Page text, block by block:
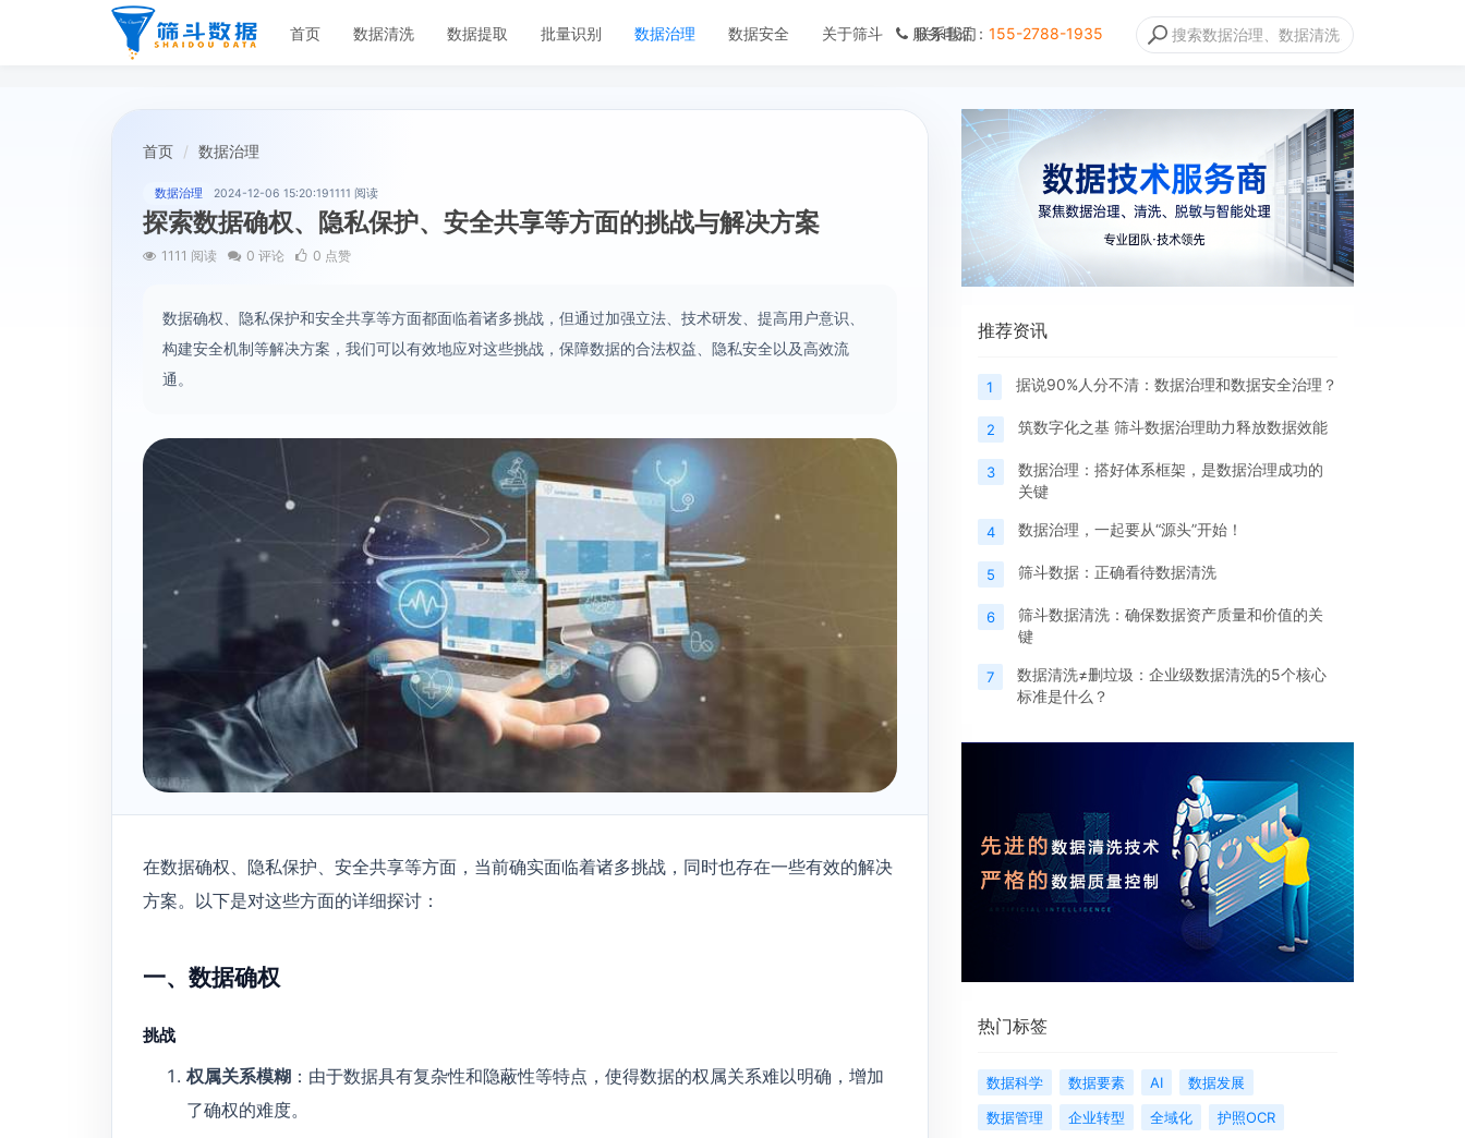
服务电话： 155-2788-1935
首页 数据清洗 数据提取 批量识别 数据治理 数据安全 关于筛斗 联系我们
首页 数据治理
数据治理 2024-12-06 15:20:191111 阅读
探索数据确权、隐私保护、安全共享等方面的挑战与解决方案
1111 阅读 0 评论 0 点赞
数据确权、隐私保护和安全共享等方面都面临着诸多挑战，但通过加强立法、技术研发、提高用户意识、
构建安全机制等解决方案，我们可以有效地应对这些挑战，保障数据的合法权益、隐私安全以及高效流
通。
在数据确权、隐私保护、安全共享等方面，当前确实面临着诸多挑战，同时也存在一些有效的解决
方案。以下是对这些方面的详细探讨：
一、数据确权
挑战
权属关系模糊 ：由于数据具有复杂性和隐蔽性等特点，使得数据的权属关系难以明确，增加
了确权的难度。
推荐资讯
1 据说90%人分不清：数据治理和数据安全治理？
2 筑数字化之基 筛斗数据治理助力释放数据效能
3
数据治理：搭好体系框架，是数据治理成功的
关键
4 数据治理，一起要从“源头”开始！
5 筛斗数据：正确看待数据清洗
6
筛斗数据清洗：确保数据资产质量和价值的关
键
7
数据清洗≠删垃圾：企业级数据清洗的5个核心
标准是什么？
热门标签
数据科学 数据要素 AI
数据发展
数据管理
企业转型 全域化
护照OCR